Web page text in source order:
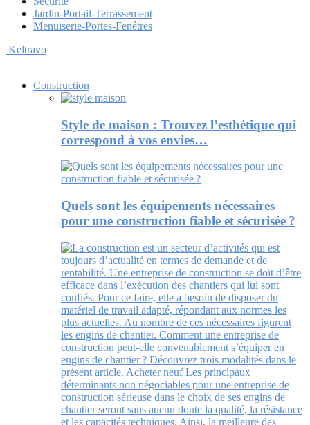
Jardin-Portail-Terrassement
Menuiserie-Portes-Fenêtres
Keltravo
Construction
Style de maison : Trouvez l’esthétique qui
correspond à vos envies…
Quels sont les équipements nécessaires
pour une construction fiable et sécurisée ?